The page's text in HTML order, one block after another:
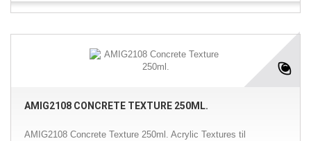
AMIG2108 CONCRETE TEXTURE 250ML.
AMIG2108 Concrete Texture 250ml. Acrylic Textures til